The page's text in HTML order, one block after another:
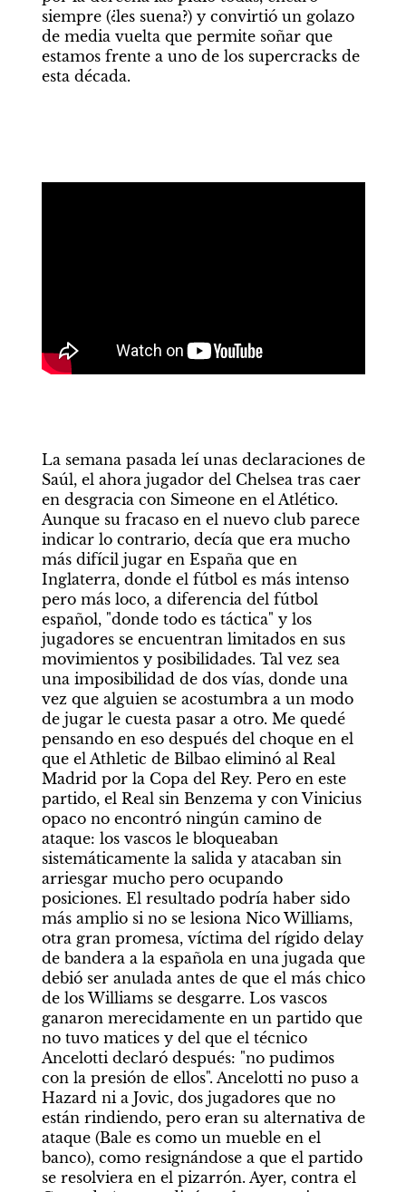
siempre (¿les suena?) y convirtió un golazo
de media vuelta que permite soñar que
estamos frente a uno de los supercracks de
esta década.
La semana pasada leí unas declaraciones de
Saúl, el ahora jugador del Chelsea tras caer
en desgracia con Simeone en el Atlético.
Aunque su fracaso en el nuevo club parece
indicar lo contrario, decía que era mucho
más difícil jugar en España que en
Inglaterra, donde el fútbol es más intenso
pero más loco, a diferencia del fútbol
español, "donde todo es táctica" y los
jugadores se encuentran limitados en sus
movimientos y posibilidades. Tal vez sea
una imposibilidad de dos vías, donde una
vez que alguien se acostumbra a un modo
de jugar le cuesta pasar a otro. Me quedé
pensando en eso después del choque en el
que el Athletic de Bilbao eliminó al Real
Madrid por la Copa del Rey. Pero en este
partido, el Real sin Benzema y con Vinicius
opaco no encontró ningún camino de
ataque: los vascos le bloqueaban
sistemáticamente la salida y atacaban sin
arriesgar mucho pero ocupando
posiciones. El resultado podría haber sido
más amplio si no se lesiona Nico Williams,
otra gran promesa, víctima del rígido delay
de bandera a la española en una jugada que
debió ser anulada antes de que el más chico
de los Williams se desgarre. Los vascos
ganaron merecidamente en un partido que
no tuvo matices y del que el técnico
Ancelotti declaró después: "no pudimos
con la presión de ellos". Ancelotti no puso a
Hazard ni a Jovic, dos jugadores que no
están rindiendo, pero eran su alternativa de
ataque (Bale es como un mueble en el
banco), como resignándose a que el partido
se resolviera en el pizarrón. Ayer, contra el